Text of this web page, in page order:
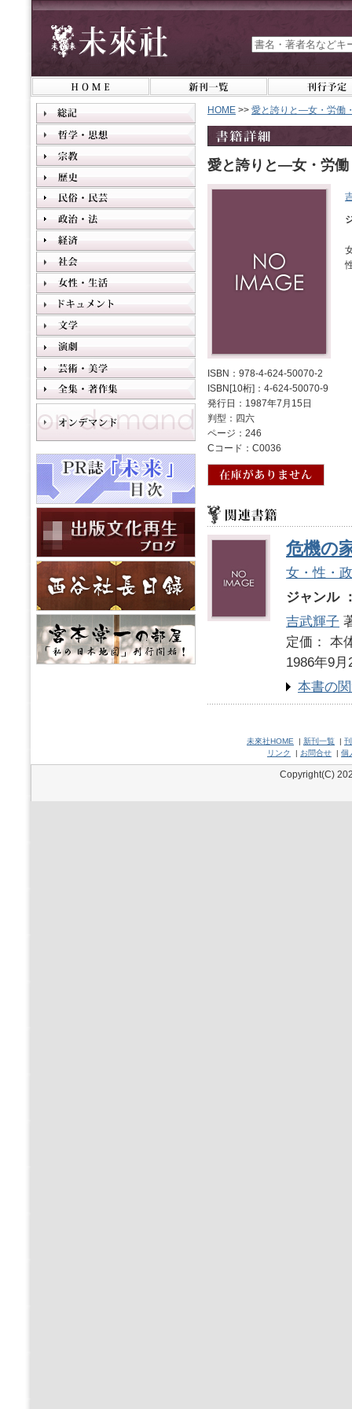
HOME >> 愛と誇りと―女・労働
愛と誇りと―女・労働
ISBN：978-4-624-50070-2
ISBN[10桁]：4-624-50070-9
発行日：1987年7月15日
判型：四六
ページ：246
Cコード：C0036
危機の
女・性・
ジャンル
吉武輝子
定価：
1986年9月
本書の
未來社HOME | 新刊一覧 |
リンク
| お問合せ | 個
Copyright(C)